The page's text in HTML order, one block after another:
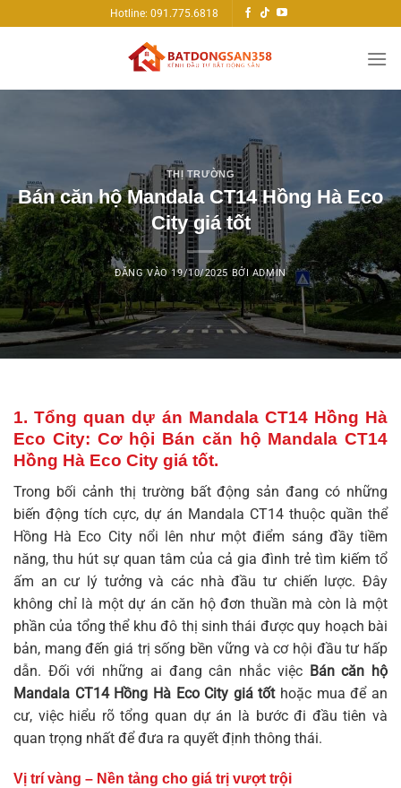
qua
Hotline: 091.775.6818
THỊ TRƯỜNG
Bán căn hộ Mandala CT14 Hồng Hà Eco
City giá tốt
ĐĂNG VÀO19/10/2025 BỞIADMIN
1. Tổng quan dự án Mandala CT14 Hồng Hà
Eco City: Cơ hội Bán căn hộ Mandala CT14
Hồng Hà Eco City giá tốt.
Trong bối cảnh thị trường bất động sản đang có những
biến động tích cực, dự án Mandala CT14 thuộc quần thể
Hồng Hà Eco City nổi lên như một điểm sáng đầy tiềm
năng, thu hút sự quan tâm của cả gia đình trẻ tìm kiếm tổ
ấm an cư lý tưởng và các nhà đầu tư chiến lược. Đây
không chỉ là một dự án căn hộ đơn thuần mà còn là một
phần của tổng thể khu đô thị sinh thái được quy hoạch bài
bản, mang đến giá trị sống bền vững và cơ hội đầu tư hấp
dẫn. Đối với những ai đang cân nhắc việc Bán căn hộ
Mandala CT14 Hồng Hà Eco City giá tốthoặc mua để an
cư, việc hiểu rõ tổng quan dự án là bước đi đầu tiên và
quan trọng nhất để đưa ra quyết định thông thái.
Vị trí vàng – Nền tảng cho giá trị vượt trội